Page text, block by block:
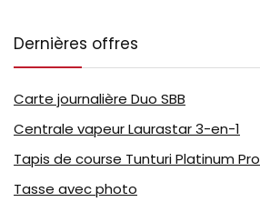
Dernières offres
Carte journalière Duo SBB
Centrale vapeur Laurastar 3-en-1
Tapis de course Tunturi Platinum Pro
Tasse avec photo